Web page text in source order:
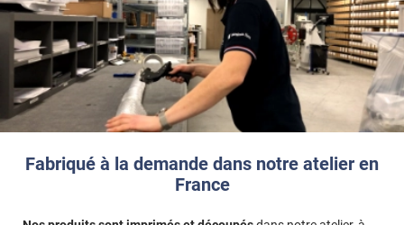
Fabriqué à la demande dans notre atelier en
France